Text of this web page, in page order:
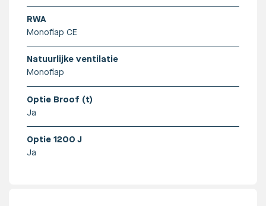
RWA
Monoflap CE
Natuurlijke ventilatie
Monoflap
Optie Broof (t)
Ja
Optie 1200 J
Ja